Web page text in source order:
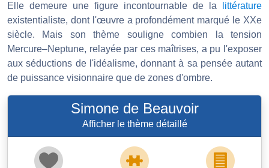
Elle demeure une figure incontournable de la
littérature
existentialiste, dont l'œuvre a profondément marqué le XXe
siècle. Mais son thème souligne combien la tension
Mercure–Neptune, relayée par ces maîtrises, a pu l'exposer
aux séductions de l'idéalisme, donnant à sa pensée autant
de puissance visionnaire que de zones d'ombre.
Simone de Beauvoir
Afficher le thème détaillé